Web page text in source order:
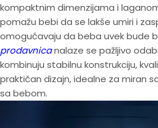
kompaktnim dimenzijama i
pomažu bebi da se lakše umiri i
omogućavaju da beba uvek bude
prodavnicanalaze se pažljivo
kombinuju stabilnu konstrukciju,
praktičan dizajn, idealne za miran
sa bebom.